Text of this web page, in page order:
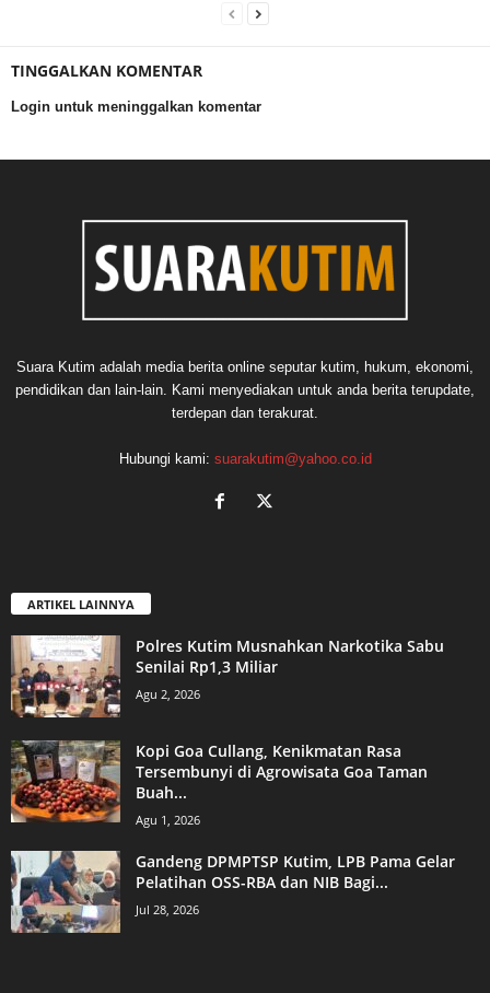
TINGGALKAN KOMENTAR
Login untuk meninggalkan komentar
Suara Kutim adalah media berita online seputar kutim, hukum, ekonomi,
pendidikan dan lain-lain. Kami menyediakan untuk anda berita terupdate,
terdepan dan terakurat.
Hubungi kami: suarakutim@yahoo.co.id
ARTIKEL LAINNYA
Polres Kutim Musnahkan Narkotika Sabu
Senilai Rp1,3 Miliar
Agu 2, 2026
Kopi Goa Cullang, Kenikmatan Rasa
Tersembunyi di Agrowisata Goa Taman
Buah...
Agu 1, 2026
Gandeng DPMPTSP Kutim, LPB Pama Gelar
Pelatihan OSS-RBA dan NIB Bagi...
Jul 28, 2026